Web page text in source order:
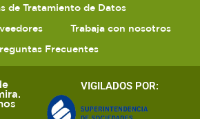
de Tratamiento de Datos
Trabaja con nosotros
Frecuentes
VIGILADOS POR: